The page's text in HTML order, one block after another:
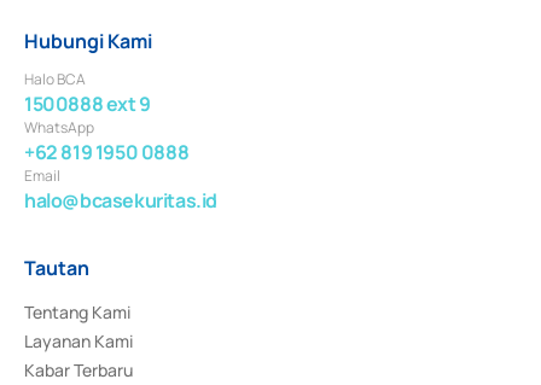
Hubungi Kami
Halo BCA
1500888 ext 9
WhatsApp
+62 819 1950 0888
Email
halo@bcasekuritas.id
Tautan
Tentang Kami
Layanan Kami
Kabar Terbaru